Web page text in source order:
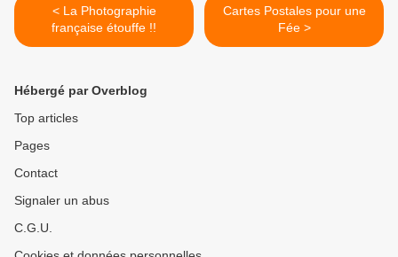
< La Photographie
française étouffe !!
Cartes Postales pour une
Fée >
Hébergé par Overblog
Top articles
Pages
Contact
Signaler un abus
C.G.U.